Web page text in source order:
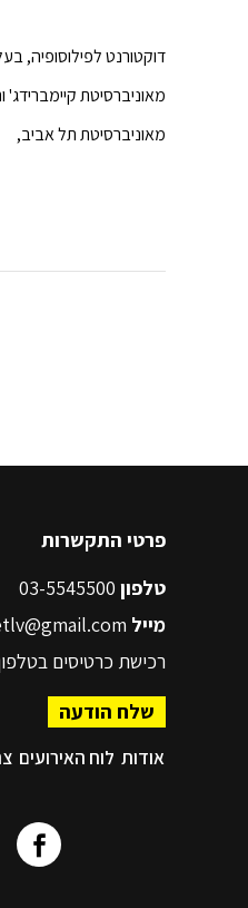
דוקטורנט לפילוסופיה,
מאוניברסיטת קיימברידג'
מאוניברסיטת תל אביב,
פרטי התקשרות
טלפון
מייל
רכישת כרטיסים
שלח הודעה
אודות לוח האירועים